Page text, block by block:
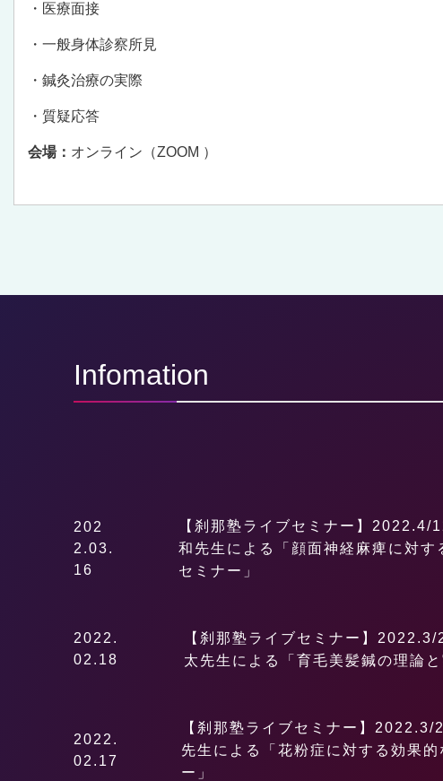
・医療面接
・一般身体診察所見
・鍼灸治療の実際
・質疑応答
会場： オンライン（ZOOM ）
Infomation
202
2.03.
16
【刹那塾ライブセミナー】2022.4/
和先生による「顔面神経麻痺に対す
セミナー」
2022.
02.18
【刹那塾ライブセミナー】
太先生による「育毛美髪鍼の理論と
2022.
02.17
【刹那塾ライブセミナー】2022.3/
先生による「花粉症に対する効果
ー」